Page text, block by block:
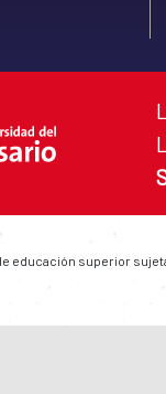
educación superior